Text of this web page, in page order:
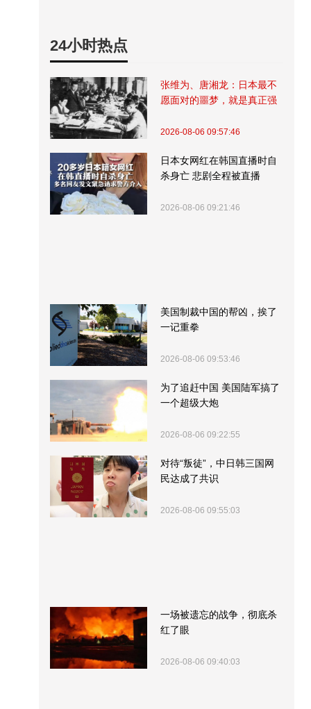
24小时热点
张维为、唐湘龙：日本最不
愿面对的噩梦，就是真正强
2026-08-06 09:57:46
日本女网红在韩国直播时自
杀身亡 悲剧全程被直播
2026-08-06 09:21:46
美国制裁中国的帮凶，挨了
一记重拳
2026-08-06 09:53:46
为了追赶中国 美国陆军搞了
一个超级大炮
2026-08-06 09:22:55
对待“叛徒”，中日韩三国网
民达成了共识
2026-08-06 09:55:03
一场被遗忘的战争，彻底杀
红了眼
2026-08-06 09:40:03